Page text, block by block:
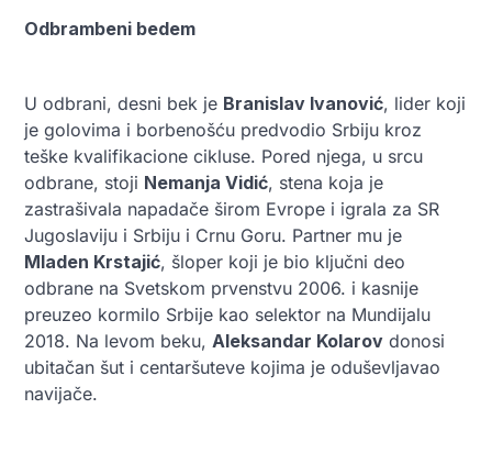
Odbrambeni bedem
U odbrani, desni bek je Branislav Ivanović, lider koji
je golovima i borbenošću predvodio Srbiju kroz
teške kvalifikacione cikluse. Pored njega, u srcu
odbrane, stoji Nemanja Vidić, stena koja je
zastrašivala napadače širom Evrope i igrala za SR
Jugoslaviju i Srbiju i Crnu Goru. Partner mu je
Mladen Krstajić, šloper koji je bio ključni deo
odbrane na Svetskom prvenstvu 2006. i kasnije
preuzeo kormilo Srbije kao selektor na Mundijalu
2018. Na levom beku, Aleksandar Kolarov donosi
ubitačan šut i centaršuteve kojima je oduševljavao
navijače.